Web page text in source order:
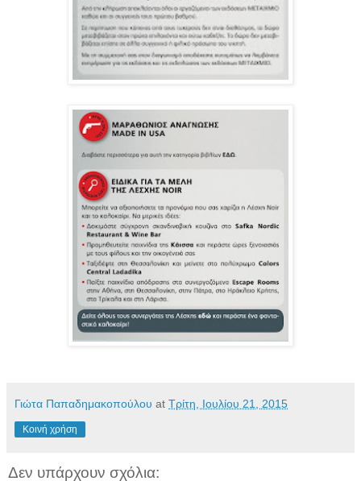
Γιώτα Παπαδημακοπούλου at Τρίτη, Ιουλίου 21, 2015
Κοινή χρήση
Δεν υπάρχουν σχόλια: